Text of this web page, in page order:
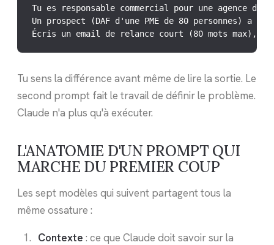
Tu es responsable commercial pour une agence de
Un prospect (DAF d'une PME de 80 personnes)
Écris un email de relance court (80 mots max),
Tu sens la différence avant même de lire la sortie. Le
second prompt fait le travail de définir le problème.
Claude n'a plus qu'à exécuter.
L'ANATOMIE D'UN PROMPT QUI
MARCHE DU PREMIER COUP
Les sept modèles qui suivent partagent tous la
même ossature :
Contexte : ce que Claude doit savoir sur la